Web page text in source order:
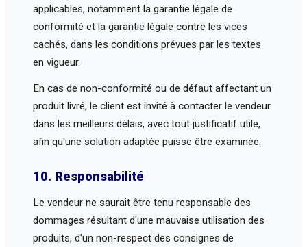
applicables, notamment la garantie légale de
conformité et la garantie légale contre les vices
cachés, dans les conditions prévues par les textes
en vigueur.
En cas de non-conformité ou de défaut affectant un
produit livré, le client est invité à contacter le vendeur
dans les meilleurs délais, avec tout justificatif utile,
afin qu'une solution adaptée puisse être examinée.
10. Responsabilité
Le vendeur ne saurait être tenu responsable des
dommages résultant d'une mauvaise utilisation des
produits, d'un non-respect des consignes de